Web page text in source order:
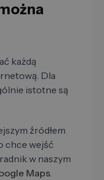
każdą
Dla
istotne są
źródłem
chce wejść
w naszym
Maps.